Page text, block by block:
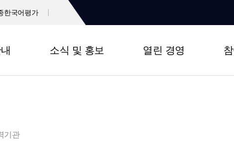
한국어평가
소식 및 홍보 열린 경영
기관